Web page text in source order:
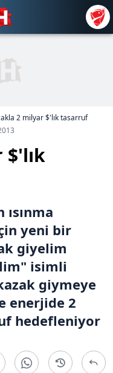
2 milyar $'lık tasarruf
$'lık
yeni bir
giyelim
isimli
giymeye
enerjide 2
hedefleniyor